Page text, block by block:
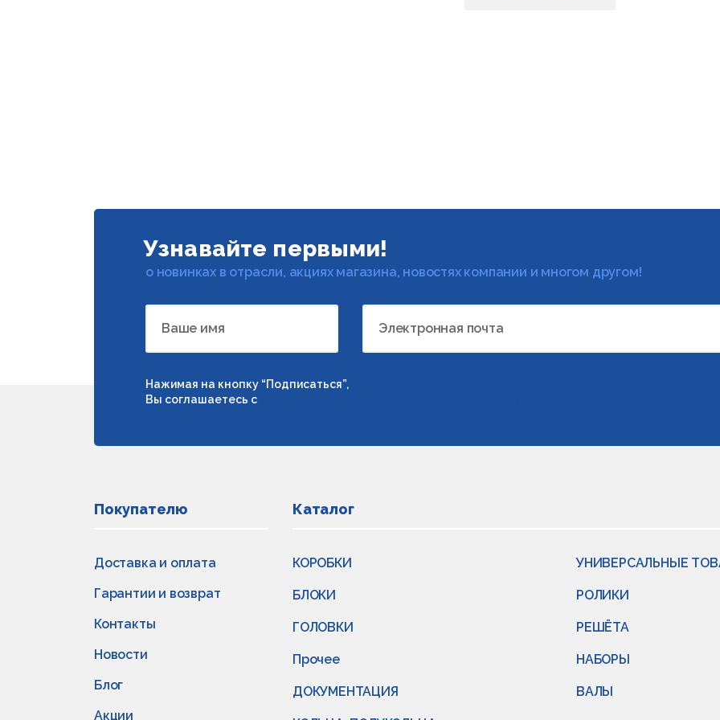
Узнавайте первыми!
о новинках в отрасли, акциях магазина, новостях компании и многом другом!
Ваше имя Электронная почта
Нажимая на кнопку “Подписаться”,
Вы соглашаетесь с
Покупателю
Доставка и оплата
Гарантии и возврат
Контакты
Новости
Блог
Акции
Каталог
КОРОБКИ
БЛОКИ
ГОЛОВКИ
Прочее
ДОКУМЕНТАЦИЯ
УНИВЕРСАЛЬНЫЕ
РОЛИКИ
РЕШЁТА
НАБОРЫ
ВАЛЫ